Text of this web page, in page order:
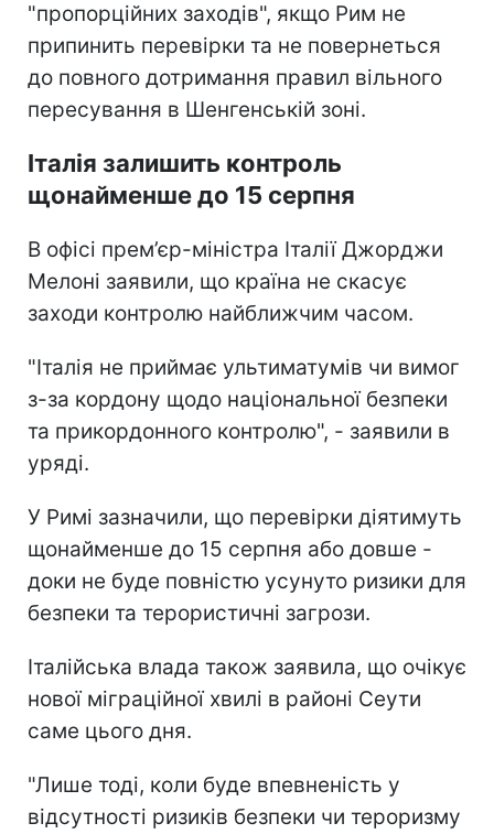
"пропорційних заходів", якщо Рим не
припинить перевірки та не повернеться
до повного дотримання правил вільного
пересування в Шенгенській зоні.
Італія залишить контроль
щонайменше до 15 серпня
В офісі прем’єр-міністра Італії Джорджи
Мелоні заявили, що країна не скасує
заходи контролю найближчим часом.
"Італія не приймає ультиматумів чи вимог
з-за кордону щодо національної безпеки
та прикордонного контролю", - заявили в
уряді.
У Римі зазначили, що перевірки діятимуть
щонайменше до 15 серпня або довше -
доки не буде повністю усунуто ризики для
безпеки та терористичні загрози.
Італійська влада також заявила, що очікує
нової міграційної хвилі в районі Сеути
саме цього дня.
"Лише тоді, коли буде впевненість у
відсутності ризиків безпеки чи тероризму